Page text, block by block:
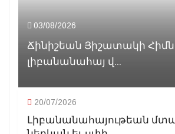
03/08/2026
Ճինիշեան Յիշատակի
լիբանանահայ վ...
20/07/2026
Լիբանանահայութեան